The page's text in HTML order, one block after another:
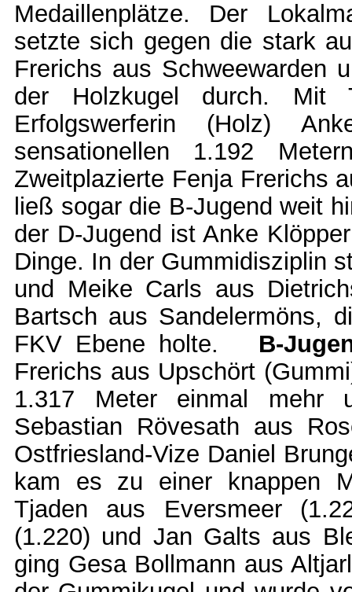
Medaillenplätze. Der
setzte sich gegen die stark
Frerichs aus Schweewarden
der Holzkugel durch. Mit
Erfolgswerferin (Holz)
sensationellen 1.192
Zweitplazierte Fenja Frerichs
ließ sogar die B-Jugend weit
der D-Jugend ist Anke
Dinge. In der Gummidisziplin
und Meike Carls aus
Bartsch aus Sandelermöns,
FKV Ebene holte. B-
Frerichs aus Upschört
1.317 Meter einmal mehr
Sebastian Rövesath aus
Ostfriesland-Vize Daniel
kam es zu einer knappen
Tjaden aus Eversmeer
(1.220) und Jan Galts aus
ging Gesa Bollmann aus